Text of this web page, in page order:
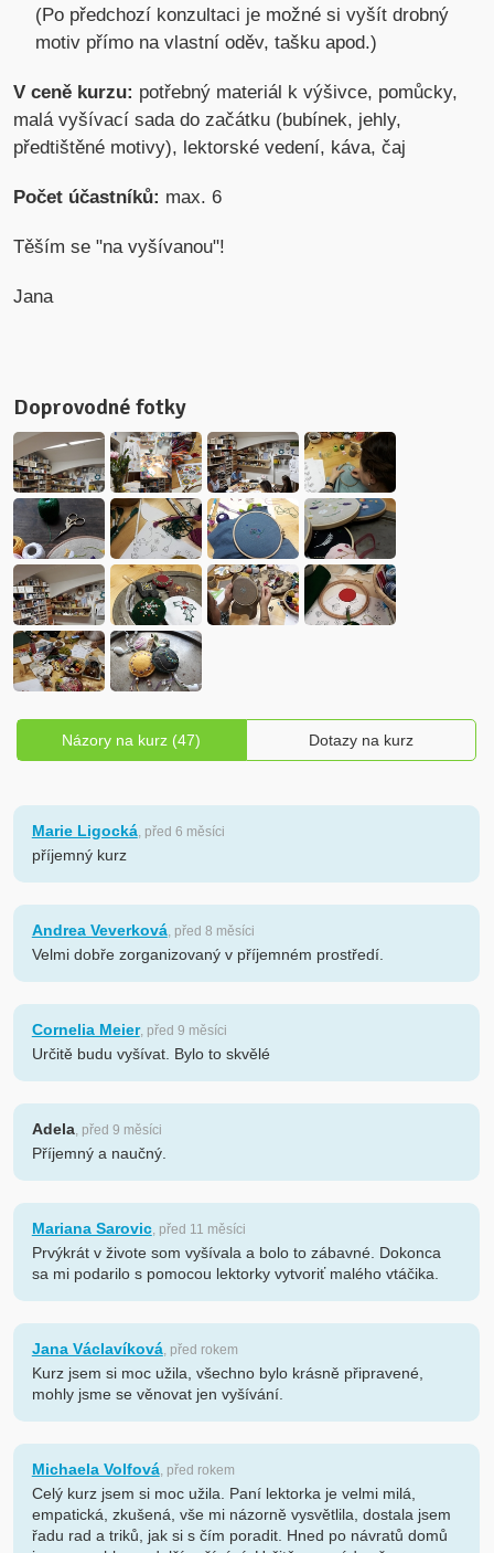
(Po předchozí konzultaci je možné si vyšít drobný
motiv přímo na vlastní oděv, tašku apod.)
V ceně kurzu: potřebný materiál k výšivce, pomůcky,
malá vyšívací sada do začátku (bubínek, jehly,
předtištěné motivy), lektorské vedení, káva, čaj
Počet účastníků: max. 6
Těším se "na vyšívanou"!
Jana
Doprovodné fotky
Názory na kurz (47) Dotazy na kurz
Marie Ligocká, před 6 měsíci
příjemný kurz
Andrea Veverková, před 8 měsíci
Velmi dobře zorganizovaný v příjemném prostředí.
Cornelia Meier, před 9 měsíci
Určitě budu vyšívat. Bylo to skvělé
Adela, před 9 měsíci
Příjemný a naučný.
Mariana Sarovic, před 11 měsíci
Prvýkrát v živote som vyšívala a bolo to zábavné. Dokonca
sa mi podarilo s pomocou lektorky vytvoriť malého vtáčika.
Jana Václavíková, před rokem
Kurz jsem si moc užila, všechno bylo krásně připravené,
mohly jsme se věnovat jen vyšívání.
Michaela Volfová, před rokem
Celý kurz jsem si moc užila. Paní lektorka je velmi milá,
empatická, zkušená, vše mi názorně vysvětlila, dostala jsem
řadu rad a triků, jak si s čím poradit. Hned po návratů domů